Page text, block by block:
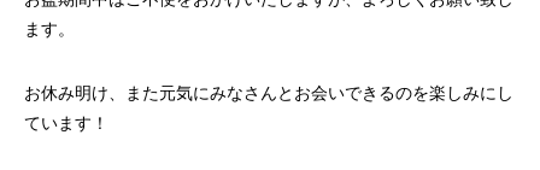
ます。
お休み明け、また元気にみなさんとお会いできるのを楽しみにし
ています！